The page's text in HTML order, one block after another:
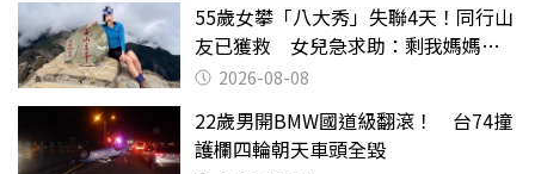
55歲女攀「八大秀」失聯4天！同行山
友已獲救 女兒急求助：剩我媽媽還
沒找到
2026-08-08
22歲男開BMW國道級翻滾！ 台74撞
護欄四輪朝天車頭全毀